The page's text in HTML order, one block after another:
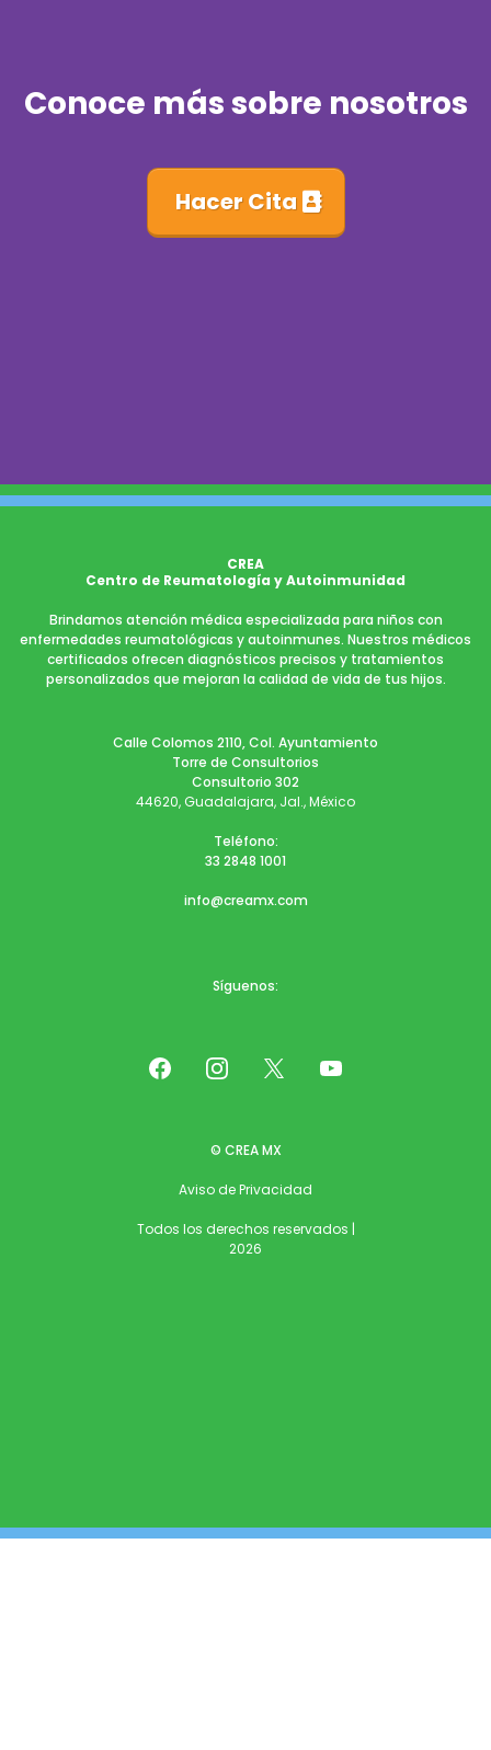
Conoce más sobre nosotros
Hacer Cita
CREA
Centro de Reumatología y Autoinmunidad
Brindamos atención médica especializada para niños con
enfermedades reumatológicas y autoinmunes. Nuestros médicos
certificados ofrecen diagnósticos precisos y tratamientos
personalizados que mejoran la calidad de vida de tus hijos.
Calle Colomos 2110, Col. Ayuntamiento
Torre de Consultorios
Consultorio 302
44620, Guadalajara, Jal., México
Teléfono:
33 2848 1001
info@creamx.com
Síguenos:
© CREA MX
Aviso de Privacidad
Todos los derechos reservados |
2026